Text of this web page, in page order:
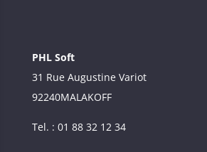
PHL Soft
31 Rue Augustine Variot
92240MALAKOFF
Tel. : 01 88 32 12 34